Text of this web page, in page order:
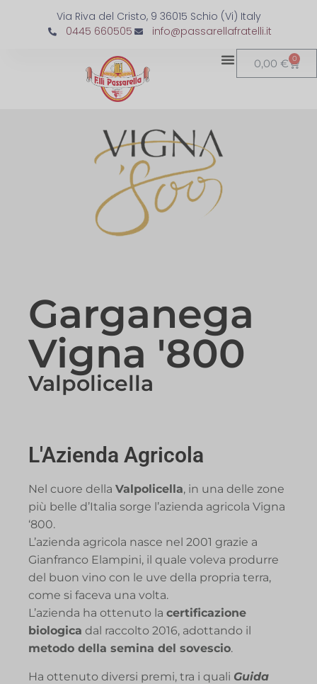
Via Riva del Cristo, 9 36015 Schio (Vi) Italy
0445 660505
info@passarellafratelli.it
0,00€ 0
Garganega
Vigna '800
Valpolicella
L'Azienda Agricola
Nel cuore della Valpolicella, in una delle zone
più belle d’Italia sorge l’azienda agricola Vigna
‘800.
L’azienda agricola nasce nel 2001 grazie a
Gianfranco Elampini, il quale voleva produrre
del buon vino con le uve della propria terra,
come si faceva una volta.
L’azienda ha ottenuto la certificazione
biologica dal raccolto 2016, adottando il
metodo della semina del sovescio.
Ha ottenuto diversi premi, tra i quali Guida